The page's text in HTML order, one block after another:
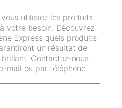
utilisiez les produits
votre besoin. Découvrez
Express quels produits
un résultat de
Contactez-nous
mail ou par téléphone.